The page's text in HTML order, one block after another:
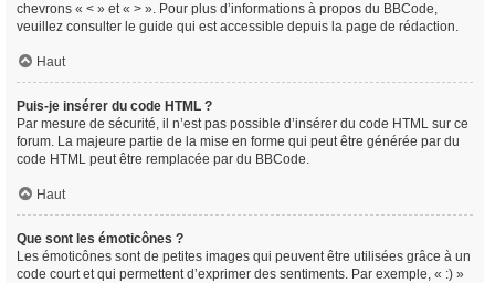
chevrons « < » et « > ». Pour plus d’informations à propos du BBCode,
veuillez consulter le guide qui est accessible depuis la page de rédaction.
Haut
Puis-je insérer du code HTML ?
Par mesure de sécurité, il n’est pas possible d’insérer du code HTML sur ce
forum. La majeure partie de la mise en forme qui peut être générée par du
code HTML peut être remplacée par du BBCode.
Haut
Que sont les émoticônes ?
Les émoticônes sont de petites images qui peuvent être utilisées grâce à un
code court et qui permettent d’exprimer des sentiments. Par exemple, « :) »